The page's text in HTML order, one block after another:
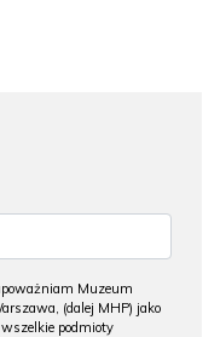
Muzeum
(dalej MHP) jako
podmioty